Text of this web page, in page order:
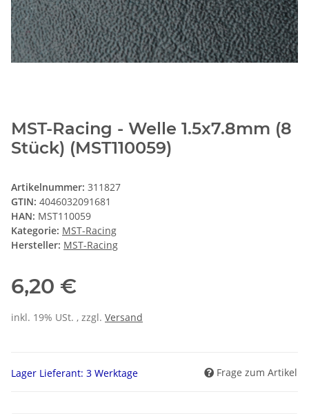
MST-Racing - Welle 1.5x7.8mm (8
Stück) (MST110059)
Artikelnummer: 311827
GTIN: 4046032091681
HAN: MST110059
Kategorie: MST-Racing
Hersteller: MST-Racing
6,20 €
inkl. 19% USt. , zzgl. Versand
Lager Lieferant: 3 Werktage Frage zum Artikel